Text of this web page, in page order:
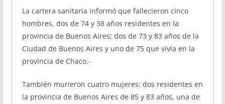
La cartera sanitaria informó que fallecieron cinco
hombres, dos de 74 y 38 años residentes en la
provincia de Buenos Aires; dos de 73 y 83 años de la
Ciudad de Buenos Aires y uno de 75 que vivía en la
provincia de Chaco.-
También murieron cuatro mujeres: dos residentes en
la provincia de Buenos Aires de 85 y 83 años, una de